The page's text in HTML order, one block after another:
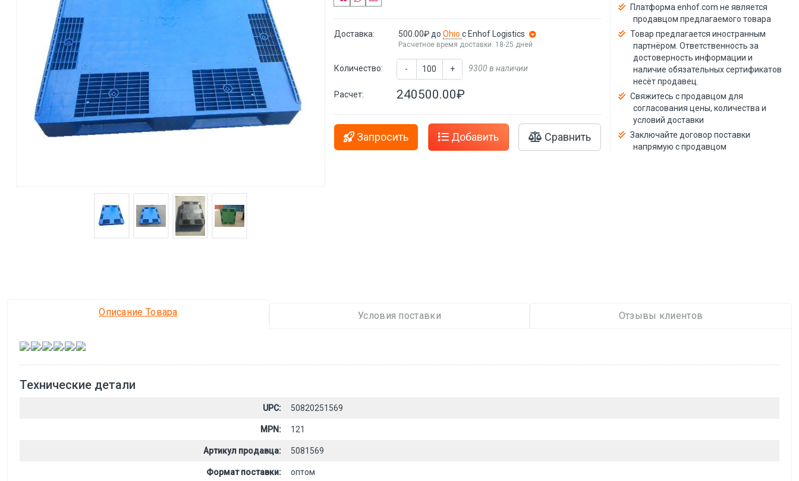
Доставка: 500.00₽ доOhioс Enhof Logistics
Расчетное время доставки: 18-25 дней
Количество: - + 9300 в наличии
Расчет: 240500.00₽
Запросить Добавить Сравнить
Платформа enhof.com не является
продавцом предлагаемого товара
Товар предлагается иностранным
партнёром. Ответственность за
достоверность информации и
наличие обязательных сертификатов
несёт продавец.
Свяжитесь с продавцом для
согласования цены, количества и
условий доставки
Заключайте договор поставки
напрямую с продавцом
Описание Товара Условия поставки Отзывы клиентов
, , , , ,
Технические детали
UPC: 50820251569
MPN: 121
Артикул продавца: 5081569
Формат поставки: оптом